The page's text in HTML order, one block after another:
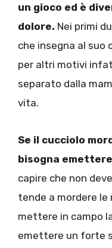
un gioco ed è
dolore. Nei primi
che insegna al suo
per altri motivi
separato dalla
vita.
Se il cucciolo
bisogna
capire che non
tende a mordere le
mettere in campo
emettere un forte